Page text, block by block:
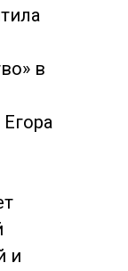
в
и